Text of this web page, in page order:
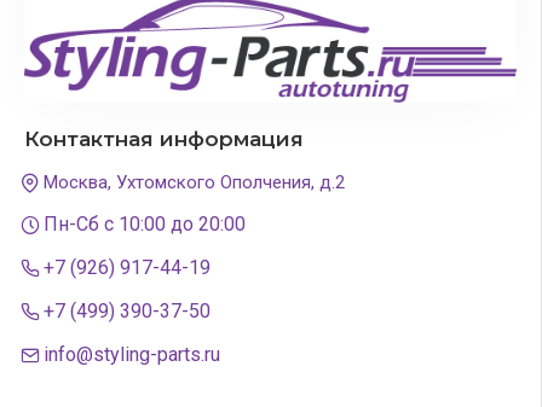
Контактная информация
Москва, Ухтомского Ополчения, д.2
Пн-Сб с 10:00 до 20:00
+7 (926) 917-44-19
+7 (499) 390-37-50
info@styling-parts.ru